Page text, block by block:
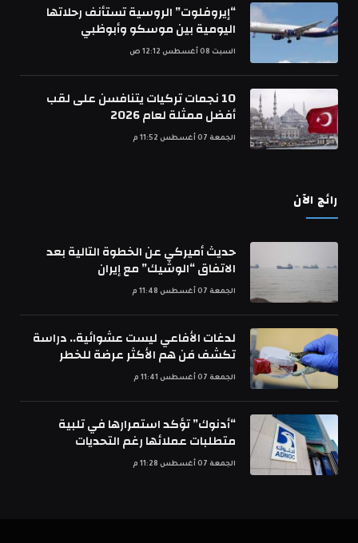
“إيروفلوت” الروسية تستأنف رحلاتها
اليومية بين موسكو وأبوظبي
السبت 08 أغسطس 12:12 ص
10 نجمات تركيات يتنافسن على لقب
أفضل ممثلة لعام 2026
الجمعة 07 أغسطس 11:52 م
رائج الآن
حديث أميركي عن الخطوة التالية بعد
الاتفاق “الوشيك” مع إيران
الجمعة 07 أغسطس 11:48 م
لدغات الأفاعي ليست عشوائية.. دراسة
تكشف مَن هم الأكثر عرضة للخطر
الجمعة 07 أغسطس 11:41 م
“أدنوك” تؤكد استمرارها في تلبية
متطلبات عملائها رغم التحديات
الجمعة 07 أغسطس 11:28 م